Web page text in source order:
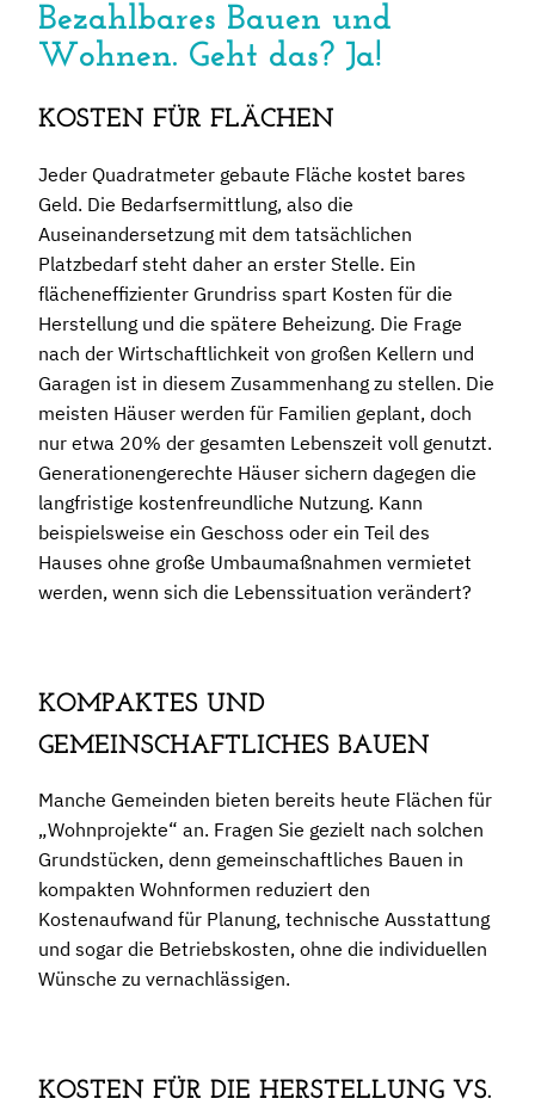
Bezahlbares Bauen und
Wohnen. Geht das? Ja!
KOSTEN FÜR FLÄCHEN
Jeder Quadratmeter gebaute Fläche kostet bares
Geld. Die Bedarfsermittlung, also die
Auseinandersetzung mit dem tatsächlichen
Platzbedarf steht daher an erster Stelle. Ein
flächeneffizienter Grundriss spart Kosten für die
Herstellung und die spätere Beheizung. Die Frage
nach der Wirtschaftlichkeit von großen Kellern und
Garagen ist in diesem Zusammenhang zu stellen. Die
meisten Häuser werden für Familien geplant, doch
nur etwa 20% der gesamten Lebenszeit voll genutzt.
Generationengerechte Häuser sichern dagegen die
langfristige kostenfreundliche Nutzung. Kann
beispielsweise ein Geschoss oder ein Teil des
Hauses ohne große Umbaumaßnahmen vermietet
werden, wenn sich die Lebenssituation verändert?
KOMPAKTES UND
GEMEINSCHAFTLICHES BAUEN
Manche Gemeinden bieten bereits heute Flächen für
„Wohnprojekte“ an. Fragen Sie gezielt nach solchen
Grundstücken, denn gemeinschaftliches Bauen in
kompakten Wohnformen reduziert den
Kostenaufwand für Planung, technische Ausstattung
und sogar die Betriebskosten, ohne die individuellen
Wünsche zu vernachlässigen.
KOSTEN FÜR DIE HERSTELLUNG VS.